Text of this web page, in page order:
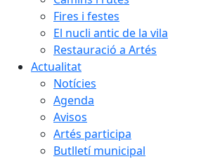
Fires i festes
El nucli antic de la vila
Restauració a Artés
Actualitat
Notícies
Agenda
Avisos
Artés participa
Butlletí municipal